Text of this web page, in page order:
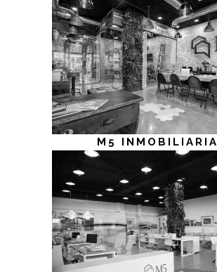
M5 INMOBILIARIA